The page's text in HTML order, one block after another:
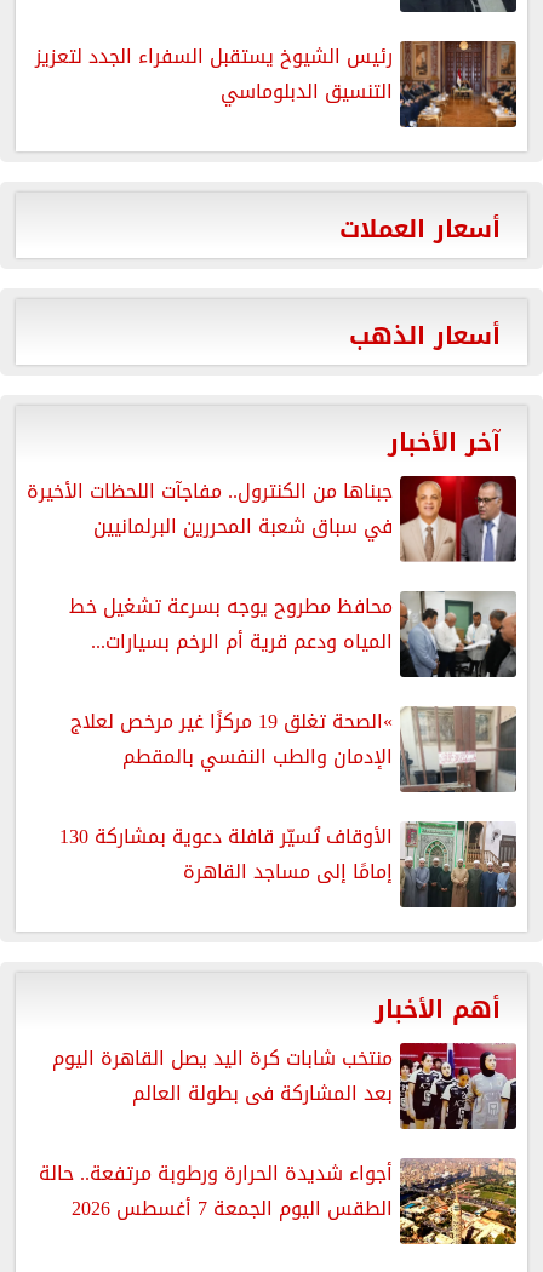
رئيس الشيوخ يستقبل السفراء الجدد لتعزيز
التنسيق الدبلوماسي
أسعار العملات
أسعار الذهب
آخر الأخبار
جبناها من الكنترول.. مفاجآت اللحظات الأخيرة
في سباق شعبة المحررين البرلمانيين
محافظ مطروح يوجه بسرعة تشغيل خط
المياه ودعم قرية أم الرخم بسيارات...
»الصحة تغلق 19 مركزًا غير مرخص لعلاج
الإدمان والطب النفسي بالمقطم
الأوقاف تُسيّر قافلة دعوية بمشاركة 130
إمامًا إلى مساجد القاهرة
أهم الأخبار
منتخب شابات كرة اليد يصل القاهرة اليوم
بعد المشاركة فى بطولة العالم
أجواء شديدة الحرارة ورطوبة مرتفعة.. حالة
الطقس اليوم الجمعة 7 أغسطس 2026